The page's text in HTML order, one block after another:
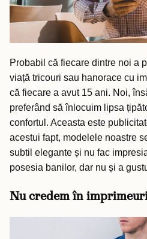
Probabil că fiecare dintre noi a
viață tricouri sau hanorace cu
că fiecare a avut 15 ani. Noi,
preferând să înlocuim lipsa
confortul. Aceasta este
acestui fapt, modelele noastre
subtil elegante și nu fac
posesia banilor, dar nu și a
Nu credem în